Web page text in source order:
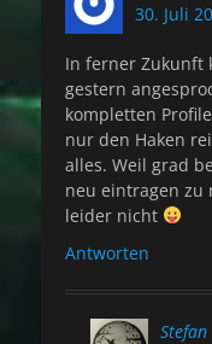
30. Juli
In ferner Zukunft
gestern
kompletten
nur den Haken
alles. Weil grad
neu eintragen zu
leider nicht
Antworten